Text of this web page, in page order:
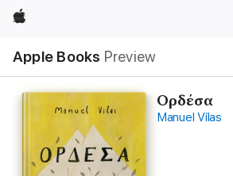
Apple
Apple Books Preview
Nav
Open
Menu
Ορδέσα
Manuel Vilas